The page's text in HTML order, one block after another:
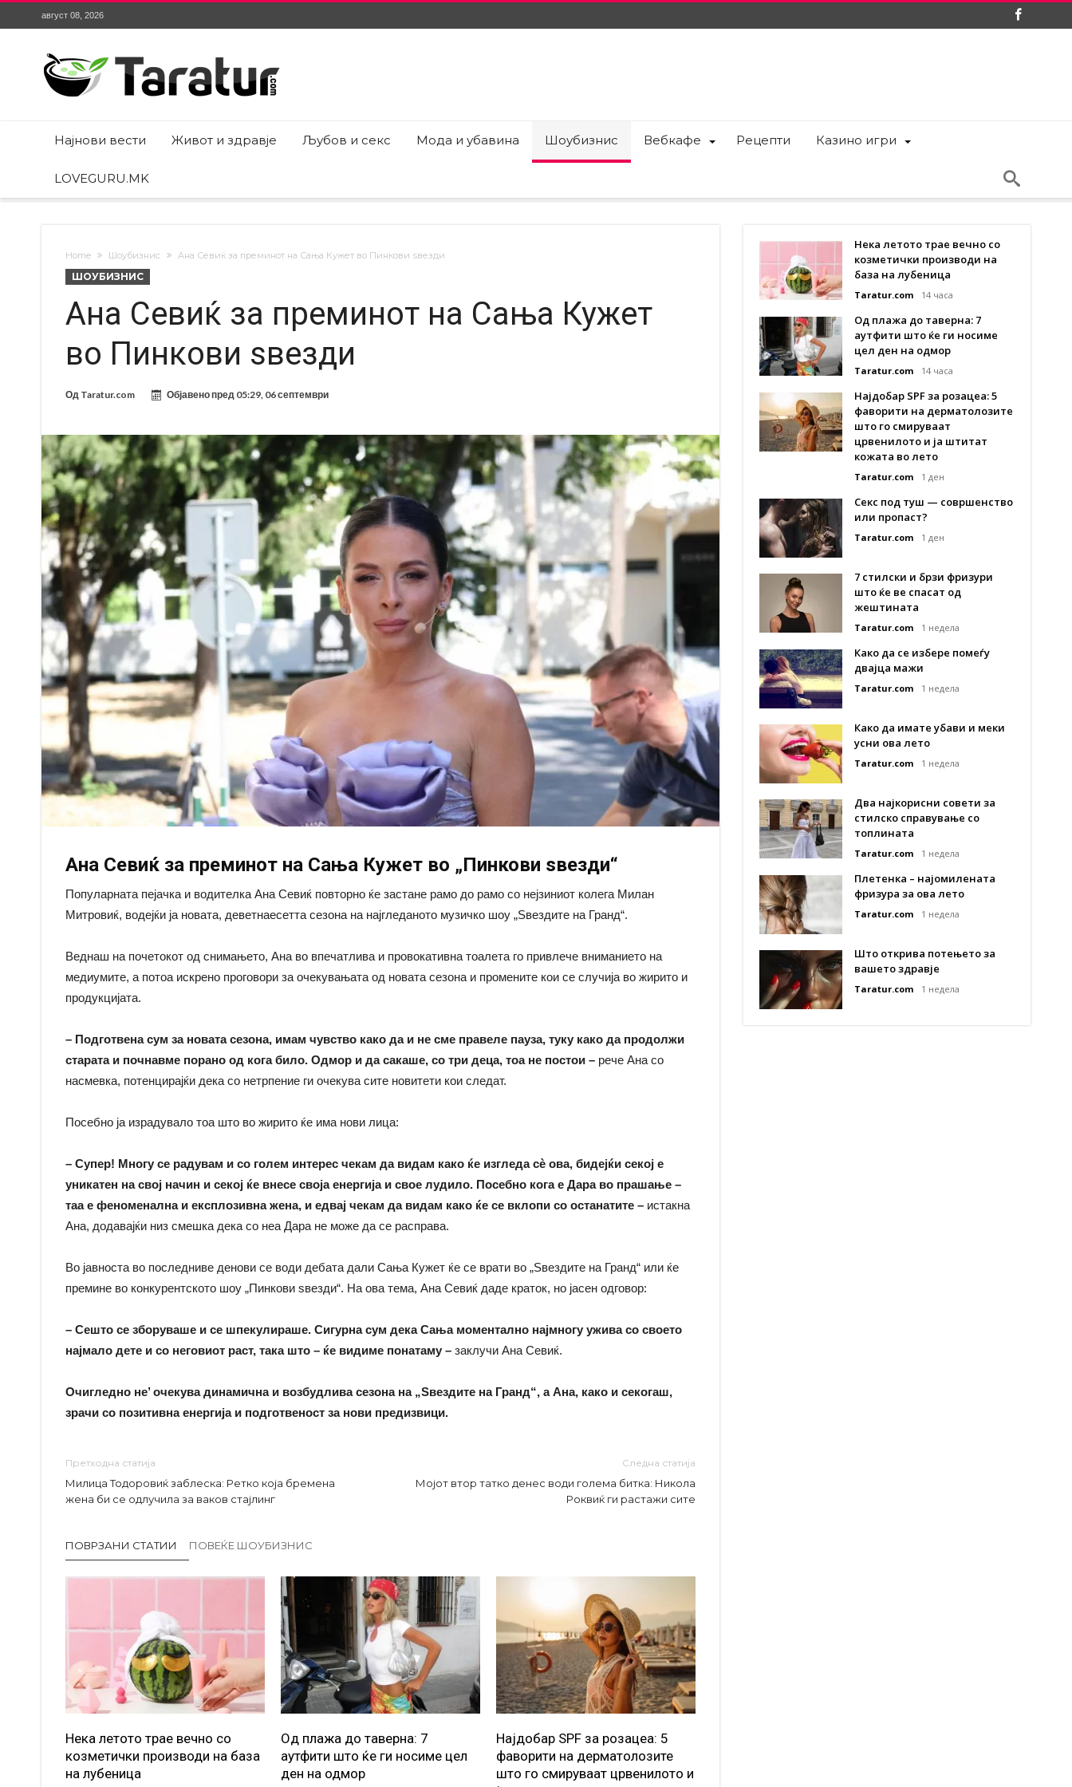
август 08, 2026
Најнови вести Живот и здравје Љубов и секс Мода и убавина Шоубизнис Вебкафе Рецепти Казино игри
LOVEGURU.MK
Home Шоубизнис Ана Севиќ за преминот на Сања Кужет во Пинкови ѕвезди
ШОУБИЗНИС
Ана Севиќ за преминот на Сања Кужет
во Пинкови ѕвезди
Од Taratur.com Објавено пред 05:29, 06 септември
Ана Севиќ за преминот на Сања Кужет во „Пинкови ѕвезди“
Популарната пејачка и водителка Ана Севиќ повторно ќе застане рамо до рамо со нејзиниот колега Милан
Митровиќ, водeјќи ја новата, деветнаесетта сезона на најгледаното музичко шоу „Ѕвездите на Гранд“.
Веднаш на почетокот од снимањето, Ана во впечатлива и провокативна тоалета го привлече вниманието на
медиумите, а потоа искрено проговори за очекувањата од новата сезона и промените кои се случија во жирито и
продукцијата.
– Подготвена сум за новата сезона, имам чувство како да и не сме правеле пауза, туку како да продолжи
старата и почнавме порано од кога било. Одмор и да сакаше, со три деца, тоа не постои – рече Ана со
насмевка, потенцирајќи дека со нетрпение ги очекува сите новитети кои следат.
Посебно ја израдувало тоа што во жирито ќе има нови лица:
– Супер! Многу се радувам и со голем интерес чекам да видам како ќе изгледа сè ова, бидејќи секој е
уникатен на свој начин и секој ќе внесе своја енергија и свое лудило. Посебно кога е Дарa во прашање –
таа е феноменална и експлозивна жена, и едвај чекам да видам како ќе се вклопи со останатите – истакна
Ана, додавајќи низ смешка дека со неа Дарa не може да се расправа.
Во јавноста во последниве денови се води дебата дали Сања Кужет ќе се врати во „Ѕвездите на Гранд“ или ќе
премине во конкурентското шоу „Пинкови ѕвезди“. На ова тема, Ана Севиќ даде краток, но јасен одговор:
– Сешто се зборуваше и се шпекулираше. Сигурна сум дека Сања моментално најмногу ужива со своето
најмало дете и со неговиот раст, така што – ќе видиме понатаму – заклучи Ана Севиќ.
Очигледно не’ очекува динамична и возбудлива сезона на „Ѕвездите на Гранд“, а Ана, како и секогаш,
зрачи со позитивна енергија и подготвеност за нови предизвици.
Претходна статија
Милица Тодоровиќ заблеска: Ретко која бремена
жена би се одлучила за ваков стајлинг
Следна статија
Мојот втор татко денес води голема битка: Никола
Роквиќ ги растажи сите
ПОВРЗАНИ СТАТИИ ПОВЕЌЕ ШОУБИЗНИС
Нека летото трае вечно со
козметички производи на база
на лубеница
Од плажа до таверна: 7
аутфити што ќе ги носиме цел
ден на одмор
Најдобар SPF за розацеа: 5
фаворити на дерматолозите
што го смируваат црвенилото и
Нека летото трае вечно со
козметички производи на
база на лубеница
Taratur.com 14 часа
Од плажа до таверна: 7
аутфити што ќе ги носиме
цел ден на одмор
Taratur.com 14 часа
Најдобар SPF за розацеа: 5
фаворити на дерматолозите
што го смируваат
црвенилото и ја штитат
кожата во лето
Taratur.com 1 ден
Секс под туш — совршенство
или пропаст?
Taratur.com 1 ден
7 стилски и брзи фризури
што ќе ве спасат од
жештината
Taratur.com 1 недела
Како да се избере помеѓу
двајца мажи
Taratur.com 1 недела
Како да имате убави и меки
усни ова лето
Taratur.com 1 недела
Два најкорисни совети за
стилско справување со
топлината
Taratur.com 1 недела
Плетенка – најомилената
фризура за ова лето
Taratur.com 1 недела
Што открива потењето за
вашето здравје
Taratur.com 1 недела